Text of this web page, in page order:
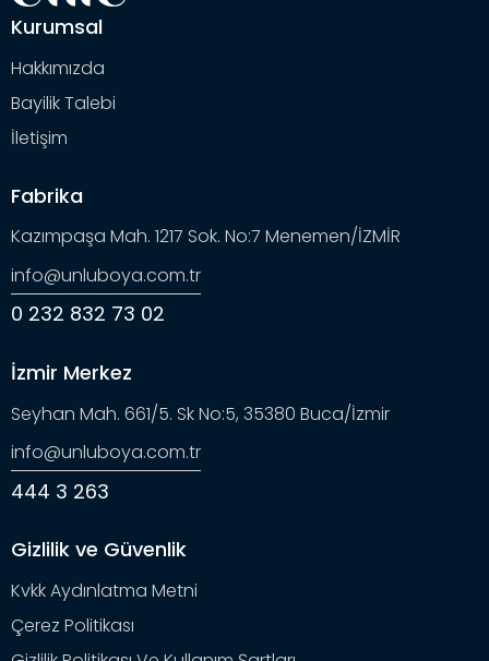
Kurumsal
Hakkımızda
Bayilik Talebi
İletişim
Fabrika
Kazımpaşa Mah. 1217 Sok. No:7 Menemen/İZMİR
info@unluboya.com.tr
0 232 832 73 02
İzmir Merkez
Seyhan Mah. 661/5. Sk No:5, 35380 Buca/İzmir
info@unluboya.com.tr
444 3 263
Gizlilik ve Güvenlik
Kvkk Aydınlatma Metni
Çerez Politikası